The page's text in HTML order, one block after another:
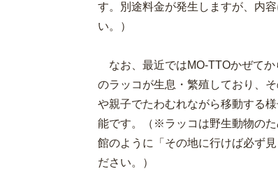
す。別途料金が発生しますが、内
い。）
なお、最近ではMO-TTOかぜてか
のラッコが生息・繁殖しており、
や親子でたわむれながら移動する
能です。（※ラッコは野生動物の
館のように「その地に行けば必ず
ださい。）